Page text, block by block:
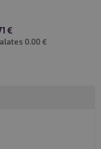
€
0.00 €